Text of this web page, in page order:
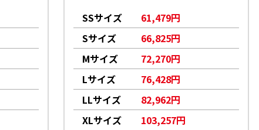
SSサイズ
61,479円
Sサイズ
66,825円
Mサイズ
72,270円
Lサイズ
76,428円
LLサイズ
82,962円
XLサイズ
103,257円